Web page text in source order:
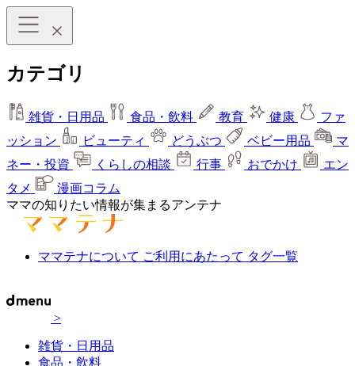
カテゴリ
雑貨・日用品 食品・飲料 教育 健康
ファ
ッション
ビューティ どうぶつ ベビー用品
マ
ネー・投資
くらしの相談 行事 おでかけ
エン
タメ
漫画コラム
ママの知りたい情報が集まるアンテナ
ママテナについて ご利用にあたって タグ一覧
>
雑貨・日用品
食品・飲料